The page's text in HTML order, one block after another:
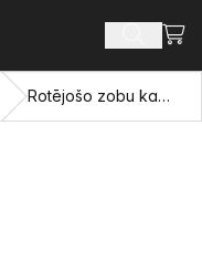
Meklēt
Rotējošo zobu kabata - C20